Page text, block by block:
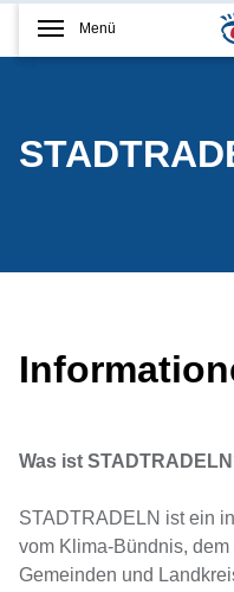
Menü
Was ist
STADTRADELN ist ein
vom Klima-Bündnis,
Gemeinden und